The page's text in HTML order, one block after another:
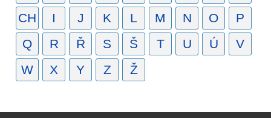
CH
I J K L M N O
P
Q
R Ř S Š T U Ú
V
W
X Y Z Ž